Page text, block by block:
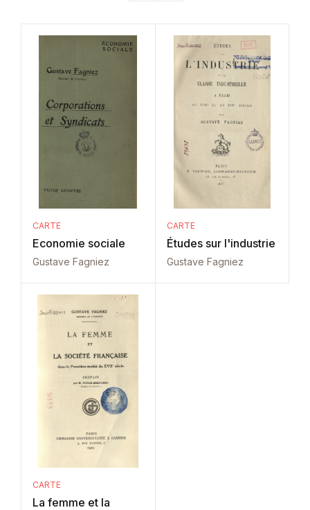
CARTE
Economie sociale
Gustave Fagniez
CARTE
Études sur l'industrie
Gustave Fagniez
CARTE
La femme et la